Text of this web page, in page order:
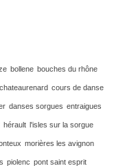
bollene bouches du rhône
chateaurenard cours de danse
danses sorgues entraigues
hérault l'isles sur la sorgue
morières les avignon
piolenc pont saint esprit